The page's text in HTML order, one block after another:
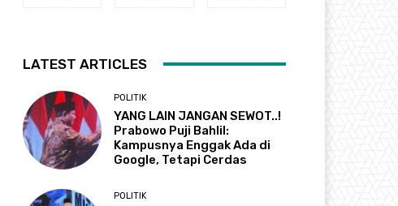
LATEST ARTICLES
POLITIK
YANG LAIN JANGAN SEWOT..!
Prabowo Puji Bahlil:
Kampusnya Enggak Ada di
Google, Tetapi Cerdas
POLITIK